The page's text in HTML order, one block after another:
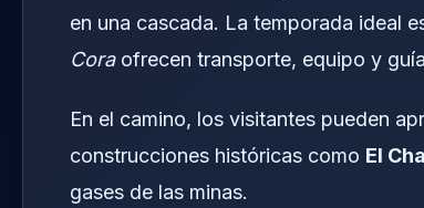
en una cascada. La temporada ideal
Coraofrecen transporte, equipo y
En el camino, los visitantes pueden
construcciones históricas como El
gases de las minas.